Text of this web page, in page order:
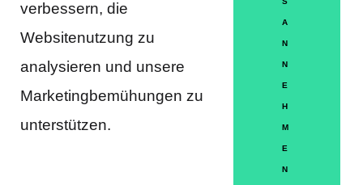
HÄUFIGE FRAGEN
KONTAKT
IMPRESSUM
verbessern, die
Websitenutzung zu
analysieren und unsere
Marketingbemühungen zu
unterstützen.
A
N
N
E
H
M
E
N